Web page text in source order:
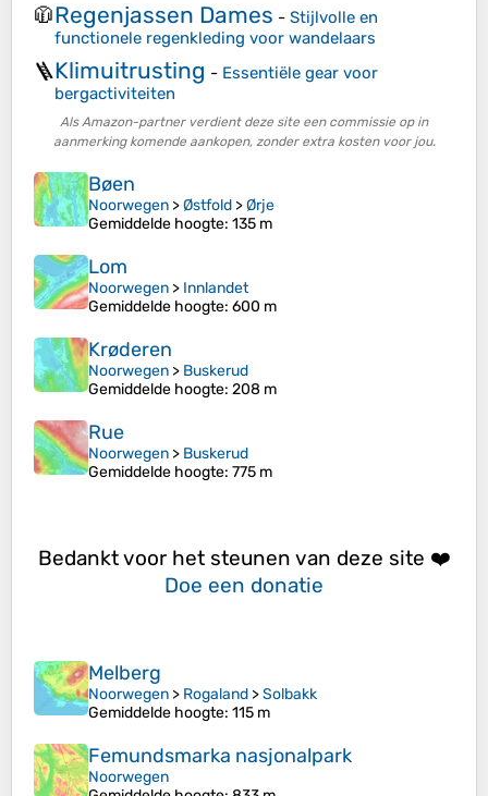
🧥Regenjassen Dames - Stijlvolle en
functionele regenkleding voor wandelaars
🪜Klimuitrusting - Essentiële gear voor
bergactiviteiten
Als Amazon-partner verdient deze site een commissie op in
aanmerking komende aankopen, zonder extra kosten voor jou.
Bøen
Noorwegen >Østfold >Ørje
Gemiddelde hoogte: 135 m
Lom
Noorwegen > Innlandet
Gemiddelde hoogte: 600 m
Krøderen
Noorwegen > Buskerud
Gemiddelde hoogte: 208 m
Rue
Noorwegen > Buskerud
Gemiddelde hoogte: 775 m
Bedankt voor het steunen van deze site ❤️
Doe een donatie
Melberg
Noorwegen > Rogaland >Solbakk
Gemiddelde hoogte: 115 m
Femundsmarka nasjonalpark
Noorwegen